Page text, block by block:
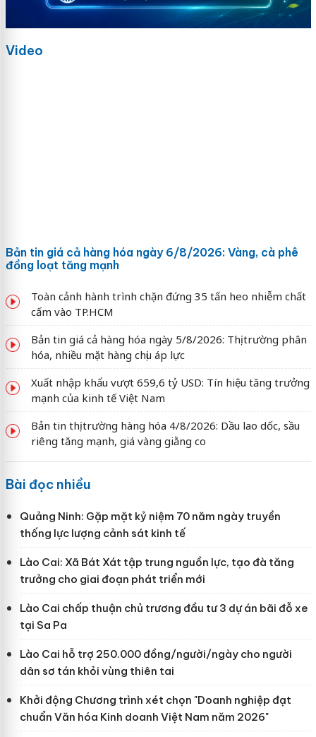
Video
Bản tin giá cả hàng hóa ngày 6/8/2026: Vàng, cà phê
đồng loạt tăng mạnh
Toàn cảnh hành trình chặn đứng 35 tấn heo nhiễm chất
cấm vào TP.HCM
Bản tin giá cả hàng hóa ngày 5/8/2026: Thị trường phân
hóa, nhiều mặt hàng chịu áp lực
Xuất nhập khẩu vượt 659,6 tỷ USD: Tín hiệu tăng trưởng
mạnh của kinh tế Việt Nam
Bản tin thị trường hàng hóa 4/8/2026: Dầu lao dốc, sầu
riêng tăng mạnh, giá vàng giằng co
Bài đọc nhiều
Quảng Ninh: Gặp mặt kỷ niệm 70 năm ngày truyền
thống lực lượng cảnh sát kinh tế
Lào Cai: Xã Bát Xát tập trung nguồn lực, tạo đà tăng
trưởng cho giai đoạn phát triển mới
Lào Cai chấp thuận chủ trương đầu tư 3 dự án bãi đỗ xe
tại Sa Pa
Lào Cai hỗ trợ 250.000 đồng/người/ngày cho người
dân sơ tán khỏi vùng thiên tai
Khởi động Chương trình xét chọn "Doanh nghiệp đạt
chuẩn Văn hóa Kinh doanh Việt Nam năm 2026"